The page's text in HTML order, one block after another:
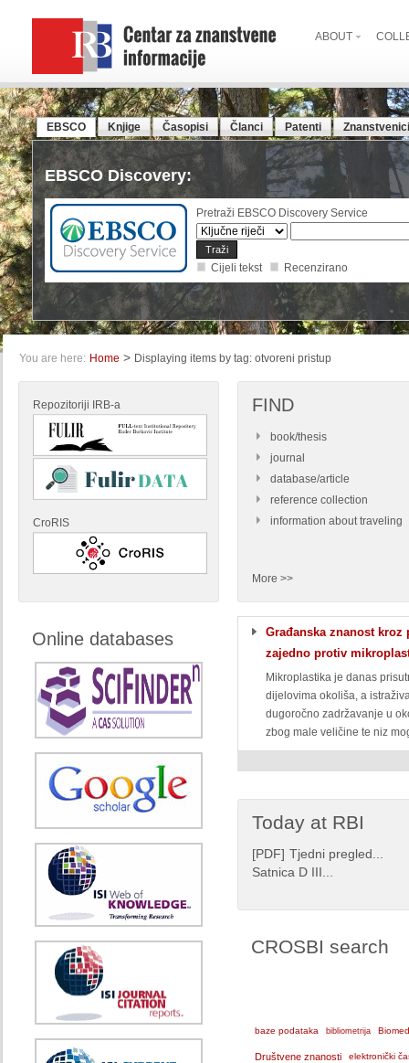
ABOUT
EBSCO Knjige Časopisi Članci Patenti
EBSCO Discovery:
Pretraži EBSCO Discovery Service
Cijeli tekst Recenzirano
You are here: Home > Displaying items by tag: otvoreni pristup
Repozitoriji IRB-a
CroRIS
FIND
book/thesis
journal
database/article
reference collection
information about traveling
More >>
Online databases
Građanska znanost kroz
zajedno protiv
Mikroplastika je danas
dijelovima okoliša, a
dugoročno zadržavanje u
zbog male veličine te niz
Today at RBI
[PDF] Tjedni pregled...
Satnica D III...
CROSBI search
baze podataka bibliometrija
Društvene znanosti elektronički